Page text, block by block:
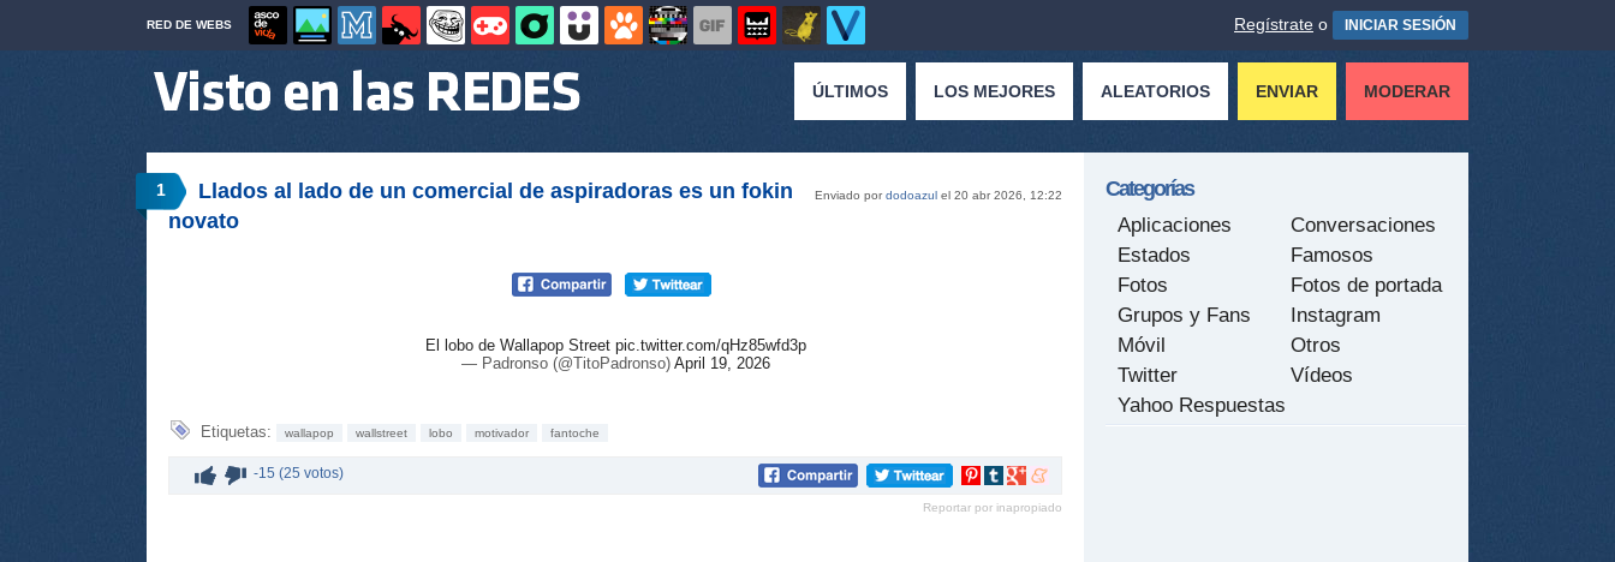
RED DE WEBS Regístrate o INICIAR SESIÓN
ÚLTIMOS LOS MEJORES ALEATORIOS ENVIAR MODERAR
1 Enviado pordodoazul el 20 abr 2026, 12:22
Llados al lado de un comercial de aspiradoras es un fokin
novato
El lobo de Wallapop Street pic.twitter.com/qHz85wfd3p
— Padronso (@TitoPadronso) April 19, 2026
Etiquetas: wallapop wallstreet lobo motivador fantoche
-15 (25 votos)
Compartir
Pinterest
Compartir
tumblr
Compartir
Google+
Compartir
meneame
Reportar por inapropiado
Categorías
Aplicaciones
Conversaciones
Estados
Famosos
Fotos
Fotos de portada
Grupos y Fans
Instagram
Móvil
Otros
Twitter
Vídeos
Yahoo Respuestas